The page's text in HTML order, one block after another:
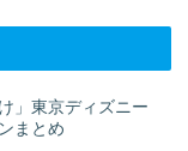
」東京ディズニー
まとめ